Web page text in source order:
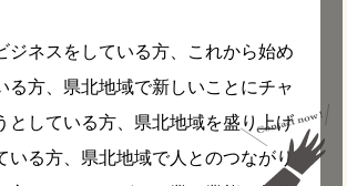
ジネスをしている方、これから始め
る方、県北地域で新しいことにチャ
としている方、県北地域を盛り上げ
いる方、県北地域で人とのつながり